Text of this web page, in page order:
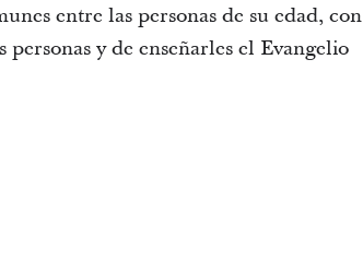
entre las personas de su edad, con
y de enseñarles el Evangelio